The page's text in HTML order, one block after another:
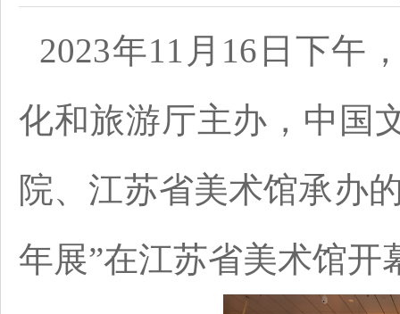
2023年11月16日下午
化和旅游厅主办，中国
院、江苏省美术馆承办
年展”在江苏省美术馆开